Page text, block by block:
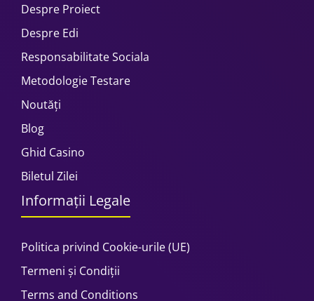
Despre Proiect
Despre Edi
Responsabilitate Sociala
Metodologie Testare
Noutăți
Blog
Ghid Casino
Biletul Zilei
Informații Legale
Politica privind Cookie-urile (UE)
Termeni și Condiții
Terms and Conditions